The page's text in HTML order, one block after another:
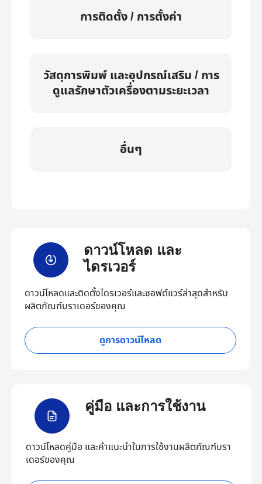
การติดตั้ง / การตั้งค่า
วัสดุการพิมพ์ และอุปกรณ์เสริม / การ
ดูแลรักษาตัวเครื่องตามระยะเวลา
อื่นๆ
ดาวน์โหลด และ
ไดรเวอร์
ดาวน์โหลดและติดตั้งไดรเวอร์และซอฟต์แวร์ล่าสุดสำหรับ
ผลิตภัณฑ์บราเดอร์ของคุณ
ดูการดาวน์โหลด
คู่มือ และการใช้งาน
ดาวน์โหลดคู่มือ และคำแนะนำในการใช้งานผลิตภัณฑ์บรา
เดอร์ของคุณ